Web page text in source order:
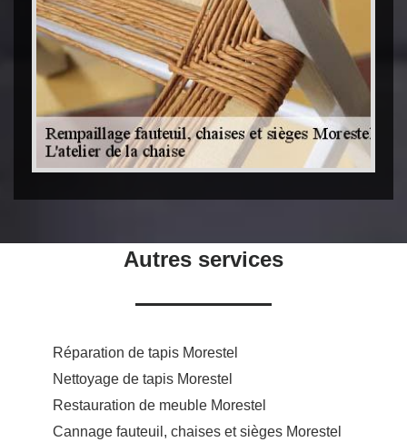
Autres services
Réparation de tapis Morestel
Nettoyage de tapis Morestel
Restauration de meuble Morestel
Cannage fauteuil, chaises et sièges Morestel